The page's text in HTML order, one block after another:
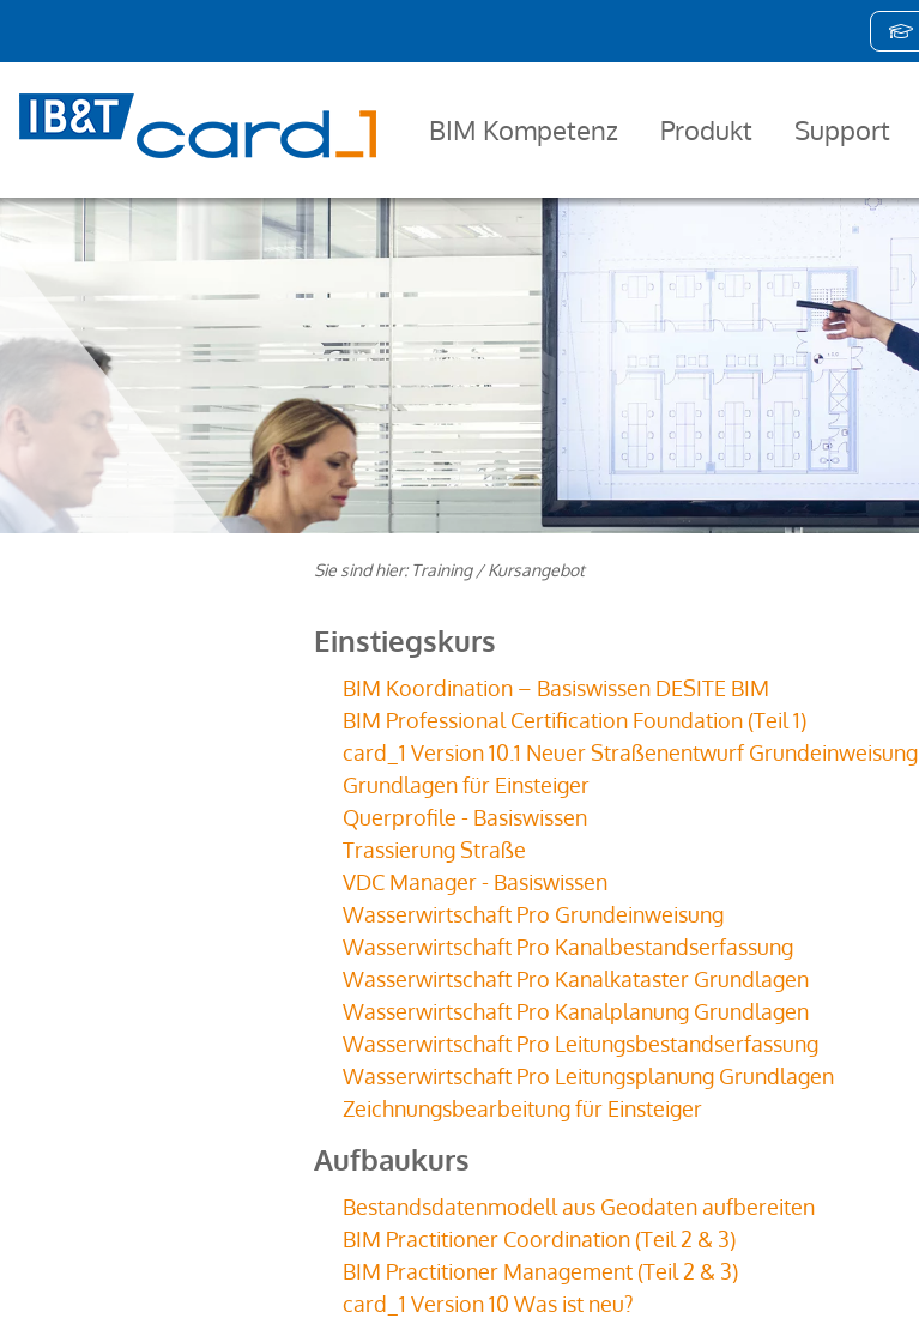
BIM Kompetenz Produkt Support
Sie sind hier:Training/Kursangebot
Einstiegskurs
BIM Koordination – Basiswissen DESITE BIM
BIM Professional Certification Foundation (Teil 1)
card_1 Version 10.1 Neuer Straßenentwurf Grundeinweisung
Grundlagen für Einsteiger
Querprofile - Basiswissen
Trassierung Straße
VDC Manager - Basiswissen
Wasserwirtschaft Pro Grundeinweisung
Wasserwirtschaft Pro Kanalbestandserfassung
Wasserwirtschaft Pro Kanalkataster Grundlagen
Wasserwirtschaft Pro Kanalplanung Grundlagen
Wasserwirtschaft Pro Leitungsbestandserfassung
Wasserwirtschaft Pro Leitungsplanung Grundlagen
Zeichnungsbearbeitung für Einsteiger
Aufbaukurs
Bestandsdatenmodell aus Geodaten aufbereiten
BIM Practitioner Coordination (Teil 2 & 3)
BIM Practitioner Management (Teil 2 & 3)
card_1 Version 10 Was ist neu?